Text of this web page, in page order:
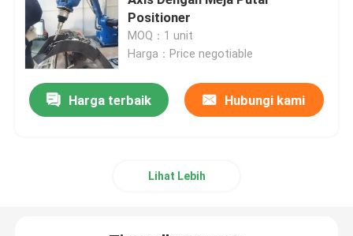
Lengan Robot Yaskawa
Penglihatan Robot 3D
Positioner
MOQ：1 unit
Harga：Price negotiable
Harga terbaik Hubungi kami
Lihat Lebih